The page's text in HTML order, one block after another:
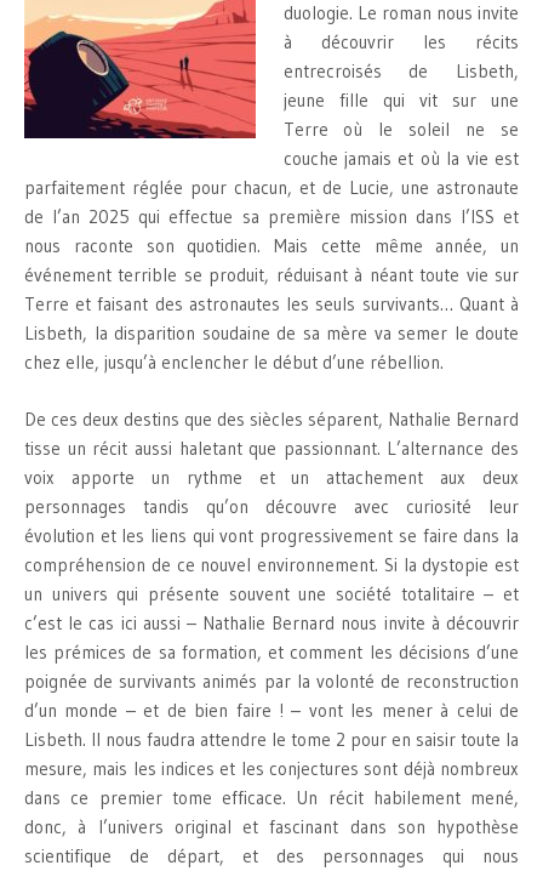
duologie. Le roman nous invite
à découvrir les récits
entrecroisés de Lisbeth,
jeune fille qui vit sur une
Terre où le soleil ne se
couche jamais et où la vie est
parfaitement réglée pour chacun, et de Lucie, une astronaute
de l’an 2025 qui effectue sa première mission dans l’ISS et
nous raconte son quotidien. Mais cette même année, un
événement terrible se produit, réduisant à néant toute vie sur
Terre et faisant des astronautes les seuls survivants… Quant à
Lisbeth, la disparition soudaine de sa mère va semer le doute
chez elle, jusqu’à enclencher le début d’une rébellion.
De ces deux destins que des siècles séparent, Nathalie Bernard
tisse un récit aussi haletant que passionnant. L’alternance des
voix apporte un rythme et un attachement aux deux
personnages tandis qu’on découvre avec curiosité leur
évolution et les liens qui vont progressivement se faire dans la
compréhension de ce nouvel environnement. Si la dystopie est
un univers qui présente souvent une société totalitaire – et
c’est le cas ici aussi – Nathalie Bernard nous invite à découvrir
les prémices de sa formation, et comment les décisions d’une
poignée de survivants animés par la volonté de reconstruction
d’un monde – et de bien faire ! – vont les mener à celui de
Lisbeth. Il nous faudra attendre le tome 2 pour en saisir toute la
mesure, mais les indices et les conjectures sont déjà nombreux
dans ce premier tome efficace. Un récit habilement mené,
donc, à l’univers original et fascinant dans son hypothèse
scientifique de départ, et des personnages qui nous